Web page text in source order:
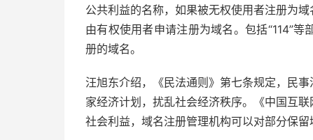
公共利益的名称，如果被无权使用者注册为
由有权使用者申请注册为域名。包括“114”
册的域名。
汪旭东介绍，《民法通则》第七条规定，民
家经济计划，扰乱社会经济秩序。《中国互
社会利益，域名注册管理机构可以对部分保留